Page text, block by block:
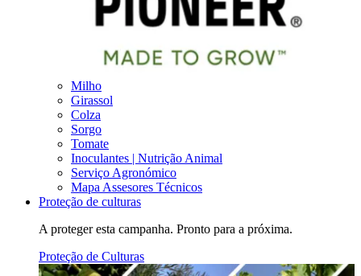
Milho
Girassol
Colza
Sorgo
Tomate
Inoculantes | Nutrição Animal
Serviço Agronómico
Mapa Assesores Técnicos
Proteção de culturas
A proteger esta campanha. Pronto para a próxima.
Proteção de Culturas